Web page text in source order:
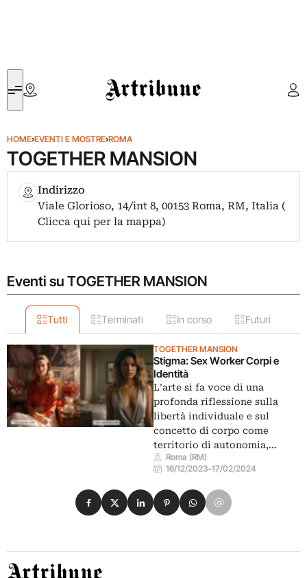
Artribune
HOME›EVENTI E MOSTRE›ROMA
TOGETHER MANSION
Indirizzo
Viale Glorioso, 14/int 8, 00153 Roma, RM, Italia (
Clicca qui per la mappa)
Eventi su TOGETHER MANSION
Tutti Terminati In corso Futuri
TOGETHER MANSION
Stigma: Sex Worker Corpi e
Identità
L’arte si fa voce di una
profonda riflessione sulla
libertà individuale e sul
concetto di corpo come
territorio di autonomia,…
Roma (RM)
16/12/2023–17/02/2024
Condividi su Facebook
Condividi su X
Condividi su LinkedIn
Condividi su Pinterest
Condividi su WhatsApp
Condividi su Email
Artribune